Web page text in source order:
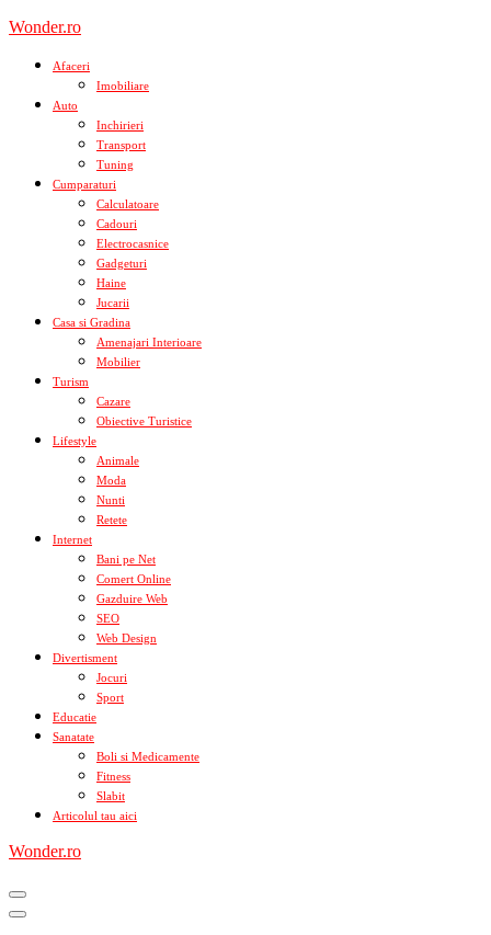
Skip
content
Wonder.ro
Afaceri
Imobiliare
Auto
Inchirieri
Transport
Tuning
Cumparaturi
Calculatoare
Cadouri
Electrocasnice
Gadgeturi
Haine
Jucarii
Casa si Gradina
Amenajari Interioare
Mobilier
Turism
Cazare
Obiective Turistice
Lifestyle
Animale
Moda
Nunti
Retete
Internet
Bani pe Net
Comert Online
Gazduire Web
SEO
Web Design
Divertisment
Jocuri
Sport
Educatie
Sanatate
Boli si Medicamente
Fitness
Slabit
Articolul tau aici
Wonder.ro